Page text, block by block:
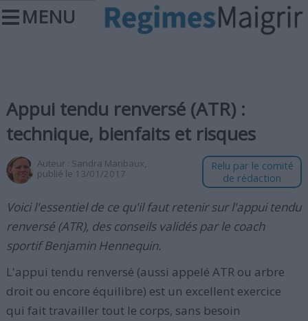
MENU
Appui tendu renversé (ATR) :
technique, bienfaits et risques
Auteur : Sandra Maribaux,
publié le 13/01/2017
Relu par le comité
de rédaction
Voici l'essentiel de ce qu'il faut retenir sur l'appui tendu
renversé (ATR), des conseils validés par le coach
sportif Benjamin Hennequin.
L'appui tendu renversé (aussi appelé ATR ou arbre
droit ou encore équilibre) est un excellent exercice
qui fait travailler tout le corps, sans besoin